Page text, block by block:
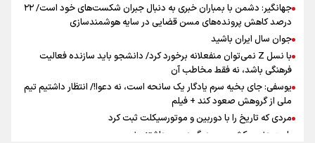
اینفو برنا / جدول کامل فاصله مرز شلمچه تا شهرهای زیارتی
عراق
جهانگیر: دشمن با بمباران خبری به دنبال جبران شکست‌های خود است/ ۲۲
درصد کاهش پرونده‌های مسن قضایی در سایه هوشمندسازی
جوان سال ایران باشید
با نسل Z نمی‌توان منفعلانه برخورد کرد/ دانشجو باید سازنده فعالیت
فرهنگی باشد، نه فقط مخاطب آن
یوسفی: جای بخیه سرم یادگار یک سانحه است، نه دعوا!/ انتظار داشتیم تیم
ملی از گروهش صعود کند + فیلم
مردی که تاریخ را با دوربین و موتورسیکلت ثبت کرد
رابرت دنیرو: کشور من دیگر دوست‌داشتنی نیست